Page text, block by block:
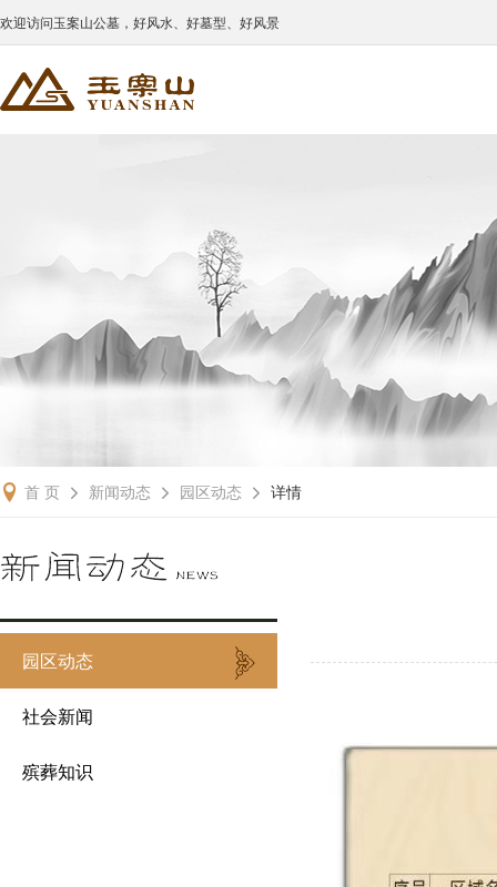
欢迎访问玉案山公墓，好风水、好墓型、好风景
首 页 新闻动态 园区动态 详情
园区动态
社会新闻
殡葬知识